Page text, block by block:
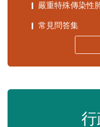
嚴重特殊傳染性
常見問答集